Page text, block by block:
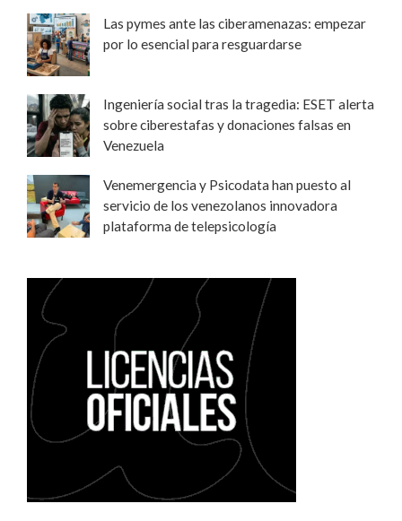
Las pymes ante las ciberamenazas: empezar
por lo esencial para resguardarse
Ingeniería social tras la tragedia: ESET alerta
sobre ciberestafas y donaciones falsas en
Venezuela
Venemergencia y Psicodata han puesto al
servicio de los venezolanos innovadora
plataforma de telepsicología